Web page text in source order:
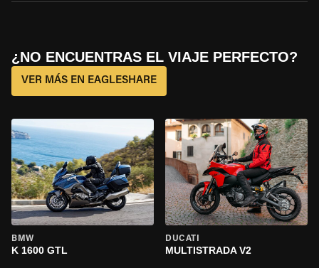
¿NO ENCUENTRAS EL VIAJE PERFECTO?
VER MÁS EN EAGLESHARE
BMW
K 1600 GTL
DUCATI
MULTISTRADA V2